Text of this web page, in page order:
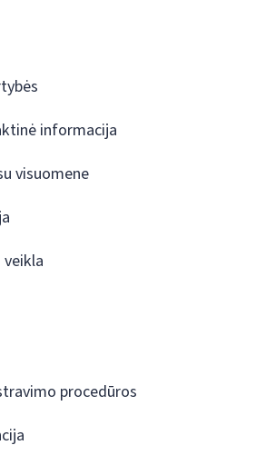
informacija
visuomene
procedūros